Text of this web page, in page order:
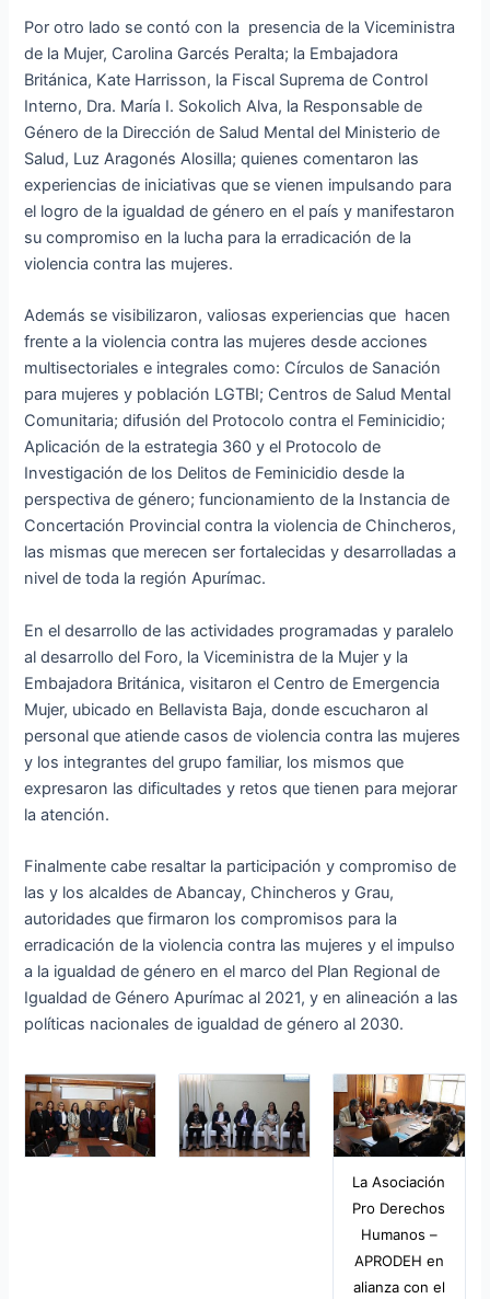
Por otro lado se contó con la presencia de la Viceministra
de la Mujer, Carolina Garcés Peralta; la Embajadora
Británica, Kate Harrisson, la Fiscal Suprema de Control
Interno, Dra. María I. Sokolich Alva, la Responsable de
Género de la Dirección de Salud Mental del Ministerio de
Salud, Luz Aragonés Alosilla; quienes comentaron las
experiencias de iniciativas que se vienen impulsando para
el logro de la igualdad de género en el país y manifestaron
su compromiso en la lucha para la erradicación de la
violencia contra las mujeres.
Además se visibilizaron, valiosas experiencias que hacen
frente a la violencia contra las mujeres desde acciones
multisectoriales e integrales como: Círculos de Sanación
para mujeres y población LGTBI; Centros de Salud Mental
Comunitaria; difusión del Protocolo contra el Feminicidio;
Aplicación de la estrategia 360 y el Protocolo de
Investigación de los Delitos de Feminicidio desde la
perspectiva de género; funcionamiento de la Instancia de
Concertación Provincial contra la violencia de Chincheros,
las mismas que merecen ser fortalecidas y desarrolladas a
nivel de toda la región Apurímac.
En el desarrollo de las actividades programadas y paralelo
al desarrollo del Foro, la Viceministra de la Mujer y la
Embajadora Británica, visitaron el Centro de Emergencia
Mujer, ubicado en Bellavista Baja, donde escucharon al
personal que atiende casos de violencia contra las mujeres
y los integrantes del grupo familiar, los mismos que
expresaron las dificultades y retos que tienen para mejorar
la atención.
Finalmente cabe resaltar la participación y compromiso de
las y los alcaldes de Abancay, Chincheros y Grau,
autoridades que firmaron los compromisos para la
erradicación de la violencia contra las mujeres y el impulso
a la igualdad de género en el marco del Plan Regional de
Igualdad de Género Apurímac al 2021, y en alineación a las
políticas nacionales de igualdad de género al 2030.
La Asociación
Pro Derechos
Humanos –
APRODEH en
alianza con el